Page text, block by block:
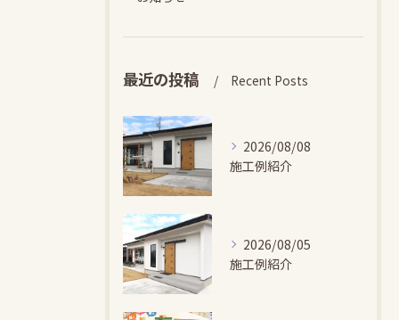
最近の投稿 Recent Posts
2026/08/08
施工例紹介
2026/08/05
施工例紹介